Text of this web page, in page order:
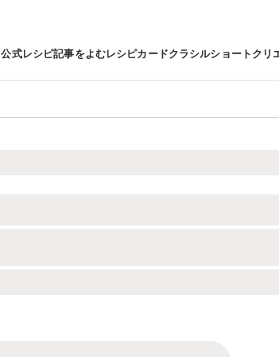
公式レシピ記事をよむレシピカードクラシルショートクリ